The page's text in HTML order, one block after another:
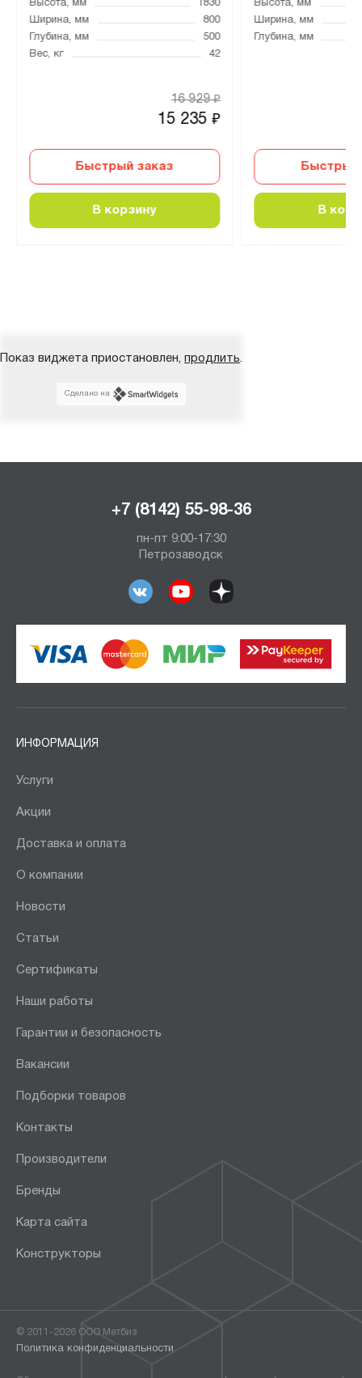
Высота, мм
1830
Ширина, мм
800
Глубина, мм
500
Вес, кг
42
15 235₽
16 929₽
Быстрый заказ
В корзину
Высота, мм
Ширина, мм
Глубина, мм
Быстрый
В
Показ виджета приостановлен, продлить.
Сделано на
+7 (8142) 55-98-36
пн-пт 9:00-17:30
Петрозаводск
ИНФОРМАЦИЯ
Услуги
Акции
Доставка и оплата
О компании
Новости
Статьи
Сертификаты
Наши работы
Гарантии и безопасность
Вакансии
Подборки товаров
Контакты
Производители
Бренды
Карта сайта
Конструкторы
© 2011-2026 ООО Метбиз
Политика конфиденциальности